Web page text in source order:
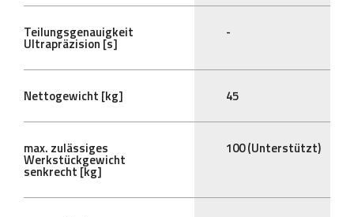
Teilungsgenauigkeit
Ultrapräzision [s]
-
Nettogewicht [kg] 45
max. zulässiges
Werkstückgewicht
senkrecht [kg]
100 (Unterstützt)